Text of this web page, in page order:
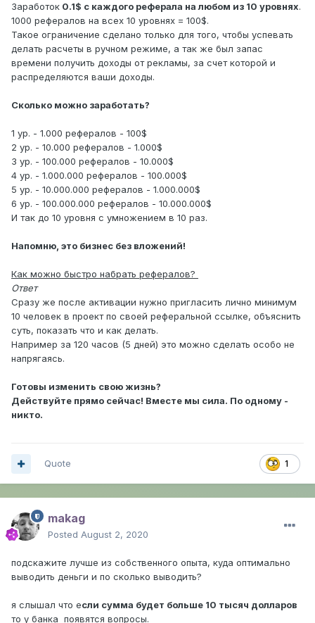
Заработок 0.1$ с каждого реферала на любом из 10 уровнях.
1000 рефералов на всех 10 уровнях = 100$.
Такое ограничение сделано только для того, чтобы успевать
делать расчеты в ручном режиме, а так же был запас
времени получить доходы от рекламы, за счет которой и
распределяются ваши доходы.
Сколько можно заработать?
1 ур. - 1.000 рефералов - 100$
2 ур. - 10.000 рефералов - 1.000$
3 ур. - 100.000 рефералов - 10.000$
4 ур. - 1.000.000 рефералов - 100.000$
5 ур. - 10.000.000 рефералов - 1.000.000$
6 ур. - 100.000.000 рефералов - 10.000.000$
И так до 10 уровня с умножением в 10 раз.
Напомню, это бизнес без вложений!
Как можно быстро набрать рефералов?
Ответ
Сразу же после активации нужно пригласить лично минимум
10 человек в проект по своей реферальной ссылке, объяснить
суть, показать что и как делать.
Например за 120 часов (5 дней) это можно сделать особо не
напрягаясь.
Готовы изменить свою жизнь?
Действуйте прямо сейчас! Вместе мы сила. По одному -
никто.
1
Quote
makag
Posted August 2, 2020
подскажите лучше из собственного опыта, куда оптимально
выводить деньги и по сколько выводить?
я слышал что если сумма будет больше 10 тысяч долларов
то у банка появятся вопросы.